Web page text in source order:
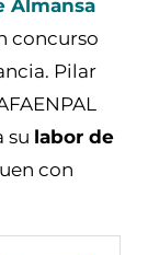
Almansa
concurso
Pilar
su labor de
con